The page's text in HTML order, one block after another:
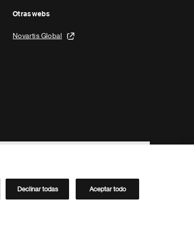
Otras webs
Novartis Global
Directorio de Novartis
Declinar todas Aceptar todo